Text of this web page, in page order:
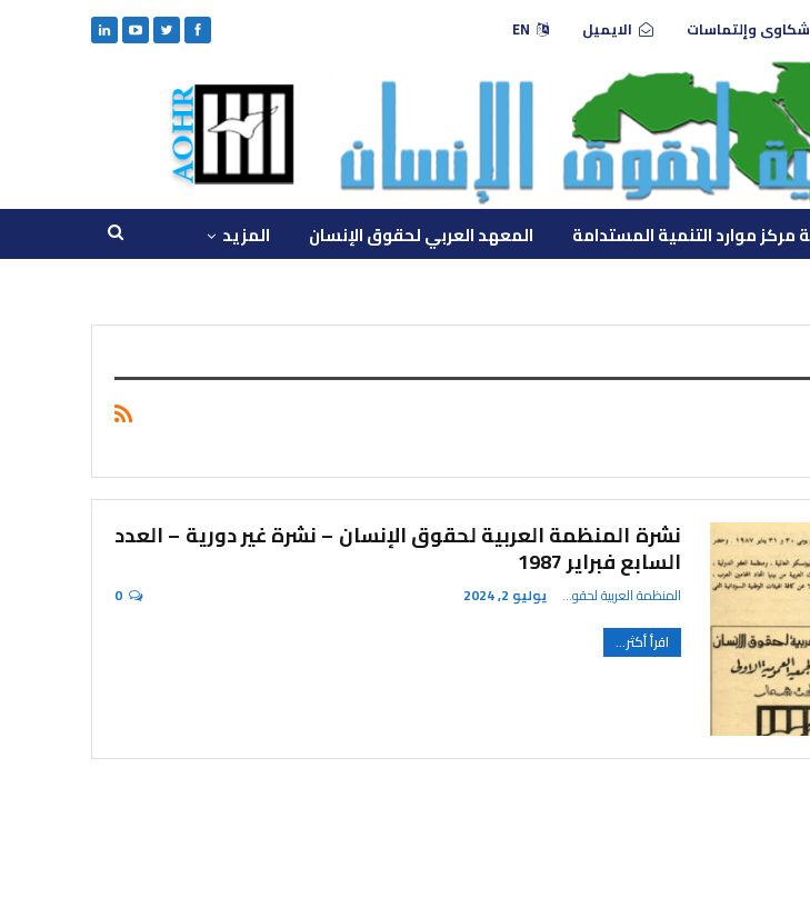
شكاوى وإلتماسات الايميل EN
مركز موارد التنمية المستدامة المعهد العربي لحقوق الإنسان المزيد
نشرة المنظمة العربية لحقوق الإنسان – نشرة غير دورية – العدد
السابع فبراير 1987
المنظمة العربية لحقوق الإنسان يوليو 2, 2024
اقرأ أكثر...